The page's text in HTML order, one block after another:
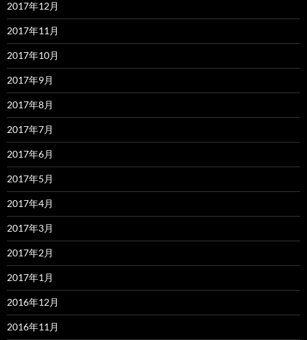
2017年12月
2017年11月
2017年10月
2017年9月
2017年8月
2017年7月
2017年6月
2017年5月
2017年4月
2017年3月
2017年2月
2017年1月
2016年12月
2016年11月